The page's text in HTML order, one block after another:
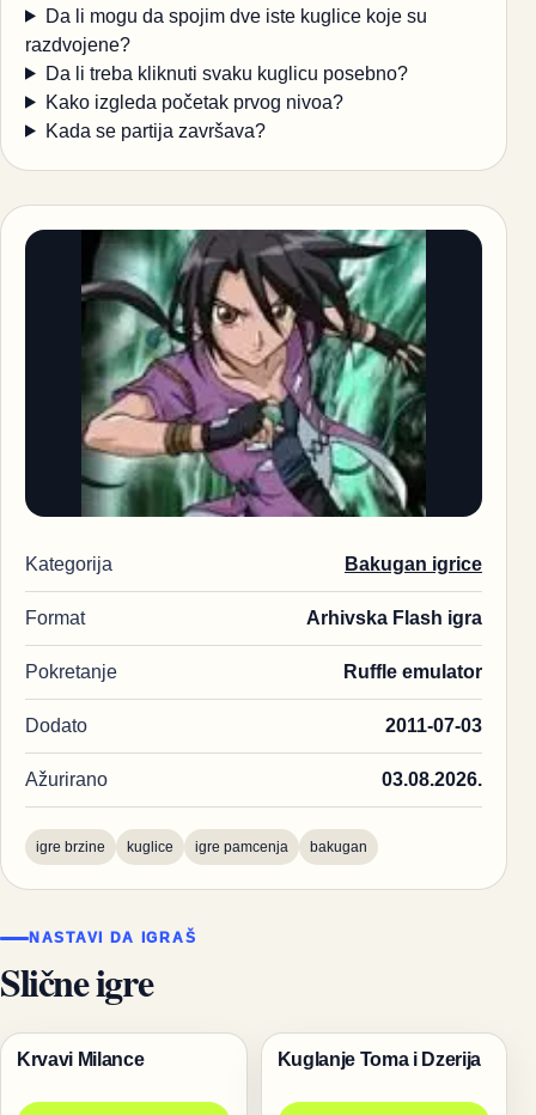
Da li mogu da spojim dve iste kuglice koje su
razdvojene?
Da li treba kliknuti svaku kuglicu posebno?
Kako izgleda početak prvog nivoa?
Kada se partija završava?
Kategorija Bakugan igrice
Format Arhivska Flash igra
Pokretanje Ruffle emulator
Dodato 2011-07-03
Ažurirano 03.08.2026.
igre brzine kuglice igre pamcenja bakugan
NASTAVI DA IGRAŠ
Slične igre
Pucanje
Krvavi Milance Životinje
Kuglanje Toma i Dzerija